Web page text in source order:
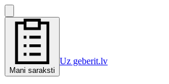
Mani saraksti
Uz geberit.lv